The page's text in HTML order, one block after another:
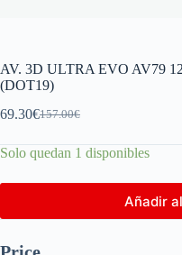
AV. 3D ULTRA EVO AV79
(DOT19)
157.00€
69.30€
Solo quedan 1 disponibles
Añadir